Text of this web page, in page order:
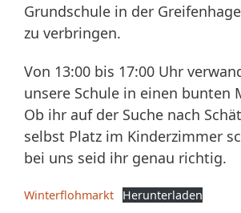
Grundschule in der
zu verbringen.
Von 13:00 bis 17:00 Uhr
unsere Schule in einen bunten
Ob ihr auf der Suche nach
selbst Platz im Kinderzimmer
bei uns seid ihr genau richtig.
Winterflohmarkt Herunterladen